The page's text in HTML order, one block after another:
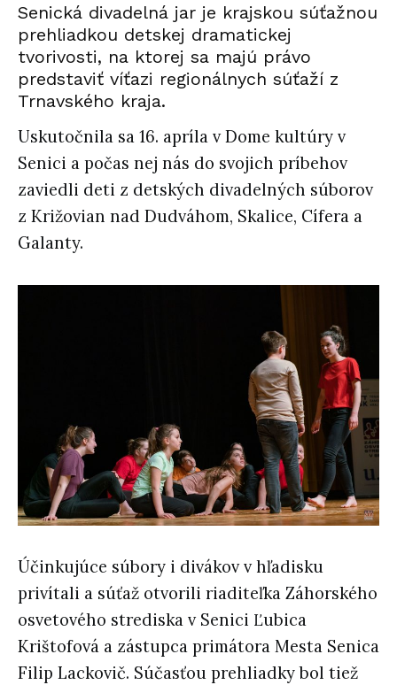
Senická divadelná jar je krajskou súťažnou
prehliadkou detskej dramatickej
tvorivosti, na ktorej sa majú právo
predstaviť víťazi regionálnych súťaží z
Trnavského kraja.
Uskutočnila sa 16. apríla v Dome kultúry v
Senici a počas nej nás do svojich príbehov
zaviedli deti z detských divadelných súborov
z Križovian nad Dudváhom, Skalice, Cífera a
Galanty.
Účinkujúce súbory i divákov v hľadisku
privítali a súťaž otvorili riaditeľka Záhorského
osvetového strediska v Senici Ľubica
Krištofová a zástupca primátora Mesta Senica
Filip Lackovič. Súčasťou prehliadky bol tiež